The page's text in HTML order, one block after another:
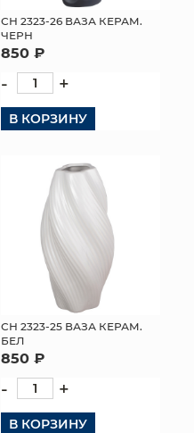
СН 2323-26 ВАЗА КЕРАМ.
ЧЕРН
850 ₽
- +
В КОРЗИНУ
СН 2323-25 ВАЗА КЕРАМ.
БЕЛ
850 ₽
- +
В КОРЗИНУ